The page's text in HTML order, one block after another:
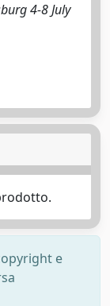
4-8 July
e